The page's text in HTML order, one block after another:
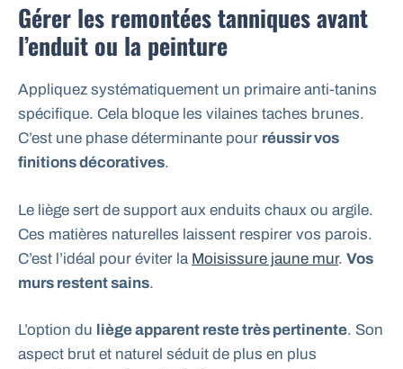
Gérer les remontées tanniques avant
l’enduit ou la peinture
Appliquez systématiquement un primaire anti-tanins
spécifique. Cela bloque les vilaines taches brunes.
C’est une phase déterminante pour réussir vos
finitions décoratives.
Le liège sert de support aux enduits chaux ou argile.
Ces matières naturelles laissent respirer vos parois.
C’est l’idéal pour éviter la Moisissure jaune mur. Vos
murs restent sains.
L’option du liège apparent reste très pertinente. Son
aspect brut et naturel séduit de plus en plus